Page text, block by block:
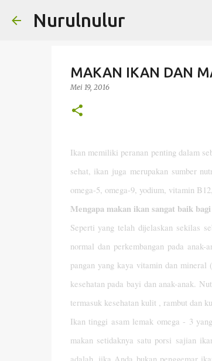
Nurulnulur
MAKAN IKAN DAN
Mei 19, 2016
Ikan memiliki peranan penting dalam
sehat, ikan juga merupakan sumber
omega-5, omega-9, yodium, vitamin
Mengapa makan ikan sangat baik
Seperti yang telah dijelaskan sekilas
normal dan perkembangan pada
pangan yang kaya vitamin dan mineral
kesehatan pada bayi dan anak-anak.
termasuk kesehatan kulit , rambut dan
Ikan tinggi asam lemak omega - 3
makan setidaknya satu porsi sajian